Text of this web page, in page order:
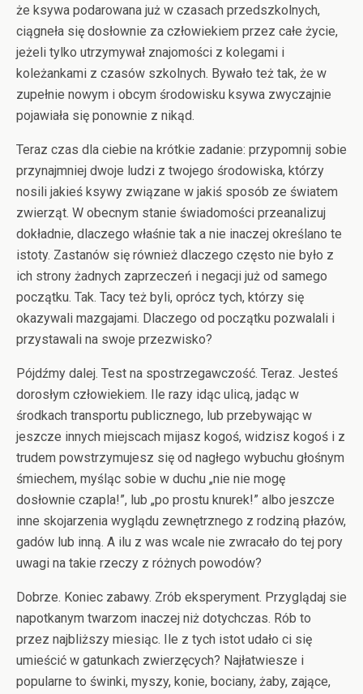
że ksywa podarowana już w czasach przedszkolnych,
ciągneła się dosłownie za człowiekiem przez całe życie,
jeżeli tylko utrzymywał znajomości z kolegami i
koleżankami z czasów szkolnych. Bywało też tak, że w
zupełnie nowym i obcym środowisku ksywa zwyczajnie
pojawiała się ponownie z nikąd.
Teraz czas dla ciebie na krótkie zadanie: przypomnij sobie
przynajmniej dwoje ludzi z twojego środowiska, którzy
nosili jakieś ksywy związane w jakiś sposób ze światem
zwierząt. W obecnym stanie świadomości przeanalizuj
dokładnie, dlaczego właśnie tak a nie inaczej określano te
istoty. Zastanów się również dlaczego często nie było z
ich strony żadnych zaprzeczeń i negacji już od samego
początku. Tak. Tacy też byli, oprócz tych, którzy się
okazywali mazgajami. Dlaczego od początku pozwalali i
przystawali na swoje przezwisko?
Pójdźmy dalej. Test na spostrzegawczość. Teraz. Jesteś
dorosłym człowiekiem. Ile razy idąc ulicą, jadąc w
środkach transportu publicznego, lub przebywając w
jeszcze innych miejscach mijasz kogoś, widzisz kogoś i z
trudem powstrzymujesz się od nagłego wybuchu głośnym
śmiechem, myśląc sobie w duchu „nie nie mogę
dosłownie czapla!”, lub „po prostu knurek!” albo jeszcze
inne skojarzenia wyglądu zewnętrznego z rodziną płazów,
gadów lub inną. A ilu z was wcale nie zwracało do tej pory
uwagi na takie rzeczy z różnych powodów?
Dobrze. Koniec zabawy. Zrób eksperyment. Przyglądaj sie
napotkanym twarzom inaczej niż dotychczas. Rób to
przez najbliższy miesiąc. Ile z tych istot udało ci się
umieścić w gatunkach zwierzęcych? Najłatwiesze i
popularne to świnki, myszy, konie, bociany, żaby, zające,